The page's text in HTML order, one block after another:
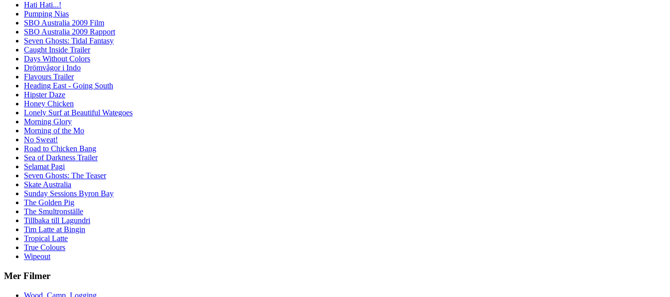
Hati Hati...!
Pumping Nias
SBO Australia 2009 Film
SBO Australia 2009 Rapport
Seven Ghosts: Tidal Fantasy
Caught Inside Trailer
Days Without Colors
Drömvågor i Indo
Flavours Trailer
Heading East - Going South
Hipster Daze
Honey Chicken
Lonely Surf at Beautiful Wategoes
Morning Glory
Morning of the Mo
No Sweat!
Road to Chicken Bang
Sea of Darkness Trailer
Selamat Pagi
Seven Ghosts: The Teaser
Skate Australia
Sunday Sessions Byron Bay
The Golden Pig
The Smultronställe
Tillbaka till Lagundri
Tim Latte at Bingin
Tropical Latte
True Colours
Wipeout
Mer Filmer
Wood. Camp. Logging.